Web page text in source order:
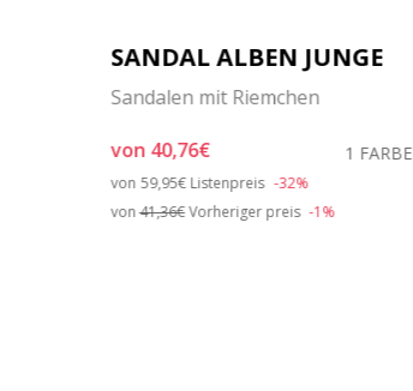
SANDAL ALBEN JUNGE
Sandalen mit Riemchen
von 40,76€ 1 FARBE
von Price reduced from
59,95€ to
Listenpreis -32%
von41,36€Vorheriger preis -1%